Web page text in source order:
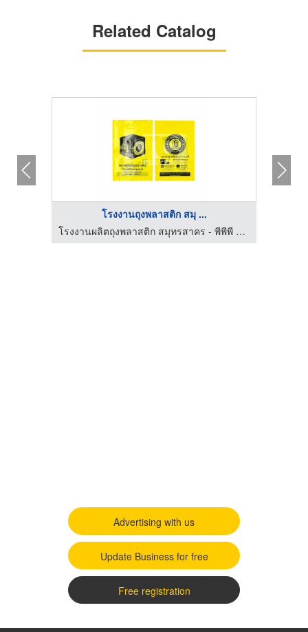
Related Catalog
โรงงานถุงพลาสติก สมุ ...
โรงงานผลิตถุงพลาสติก สมุทรสาคร - พีพีพี ออล โพลีเทค
Advertising with us
Update Business for free
Free registration